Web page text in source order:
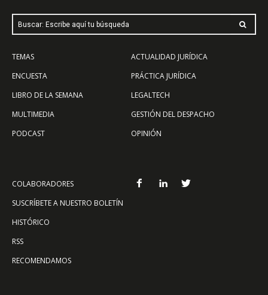
Buscar: Escribe aquí tu búsqueda
TEMAS
ENCUESTA
LIBRO DE LA SEMANA
MULTIMEDIA
PODCAST
ACTUALIDAD JURÍDICA
PRÁCTICA JURÍDICA
LEGALTECH
GESTIÓN DEL DESPACHO
OPINIÓN
COLABORADORES
SUSCRÍBETE A NUESTRO BOLETÍN
HISTÓRICO
RSS
RECOMENDAMOS